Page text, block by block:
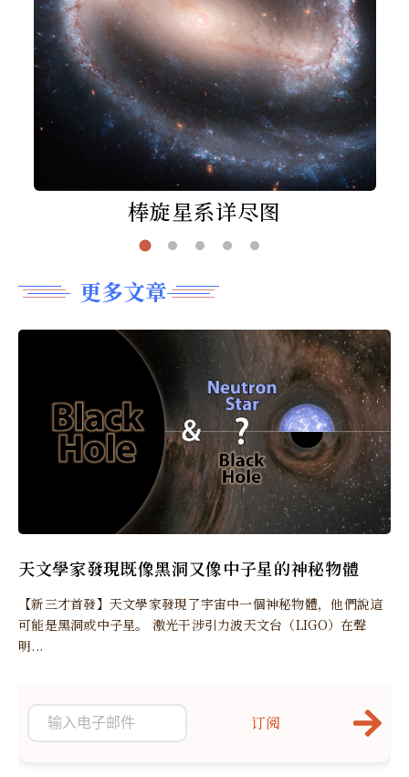
棒旋星系详尽图
更多文章
天文學家發現既像黑洞又像中子星的神秘物體
【新三才首發】天文學家發現了宇宙中一個神秘物體，他們說這
可能是黑洞或中子星。 激光干涉引力波天文台（LIGO）在聲
明...
订阅